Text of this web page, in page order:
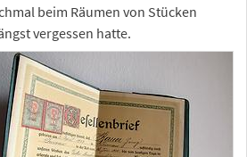
beim Räumen von Stücken
vergessen hatte.